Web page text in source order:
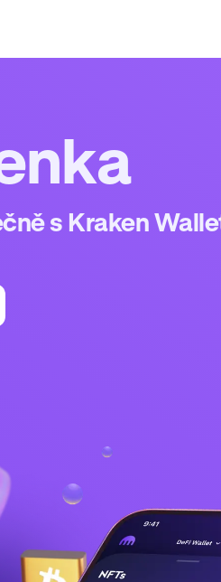
s Kraken